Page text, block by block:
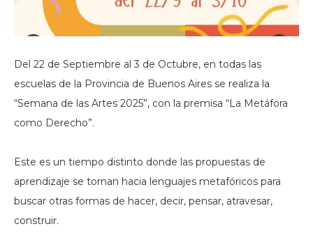
Del 22 de Septiembre al 3 de Octubre, en todas las
escuelas de la Provincia de Buenos Aires se realiza la
“Semana de las Artes 2025”, con la premisa “La Metáfora
como Derecho”.
Este es un tiempo distinto donde las propuestas de
aprendizaje se tornan hacia lenguajes metafóricos para
buscar otras formas de hacer, decir, pensar, atravesar,
construir.